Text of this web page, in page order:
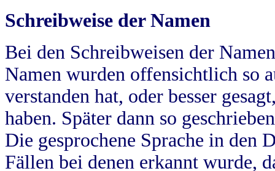
Schreibweise der Namen
Bei den Schreibweisen der
Namen wurden offensichtlich so
verstanden hat, oder besser
haben. Später dann so
Die gesprochene Sprache in
Fällen bei denen erkannt wurde,